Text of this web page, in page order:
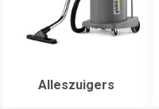
Alleszuigers